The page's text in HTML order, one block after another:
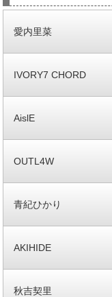
愛内里菜
IVORY7 CHORD
AislE
OUTL4W
青紀ひかり
AKIHIDE
秋吉契里